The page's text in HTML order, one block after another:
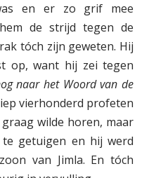
en er zo grif mee
de strijd tegen de
tóch zijn geweten. Hij
op, want hij zei tegen
naar het Woord van de
vierhonderd profeten
wilde horen, maar
getuigen en hij werd
van Jimla. En tóch